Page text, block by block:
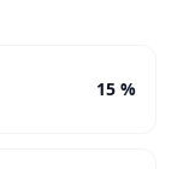
15 %